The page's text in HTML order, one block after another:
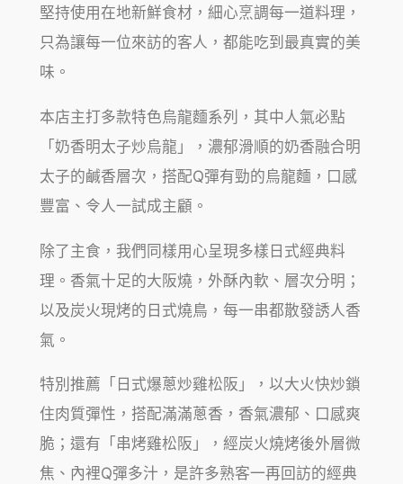
堅持使用在地新鮮食材，細心烹調每一道料理，
只為讓每一位來訪的客人，都能吃到最真實的美
味。
本店主打多款特色烏龍麵系列，其中人氣必點
「奶香明太子炒烏龍」，濃郁滑順的奶香融合明
太子的鹹香層次，搭配Q彈有勁的烏龍麵，口感
豐富、令人一試成主顧。
除了主食，我們同樣用心呈現多樣日式經典料
理。香氣十足的大阪燒，外酥內軟、層次分明；
以及炭火現烤的日式燒鳥，每一串都散發誘人香
氣。
特別推薦「日式爆蔥炒雞松阪」，以大火快炒鎖
住肉質彈性，搭配滿滿蔥香，香氣濃郁、口感爽
脆；還有「串烤雞松阪」，經炭火燒烤後外層微
焦、內裡Q彈多汁，是許多熟客一再回訪的經典